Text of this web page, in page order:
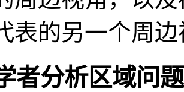
表的另一个周
者分析区域问题